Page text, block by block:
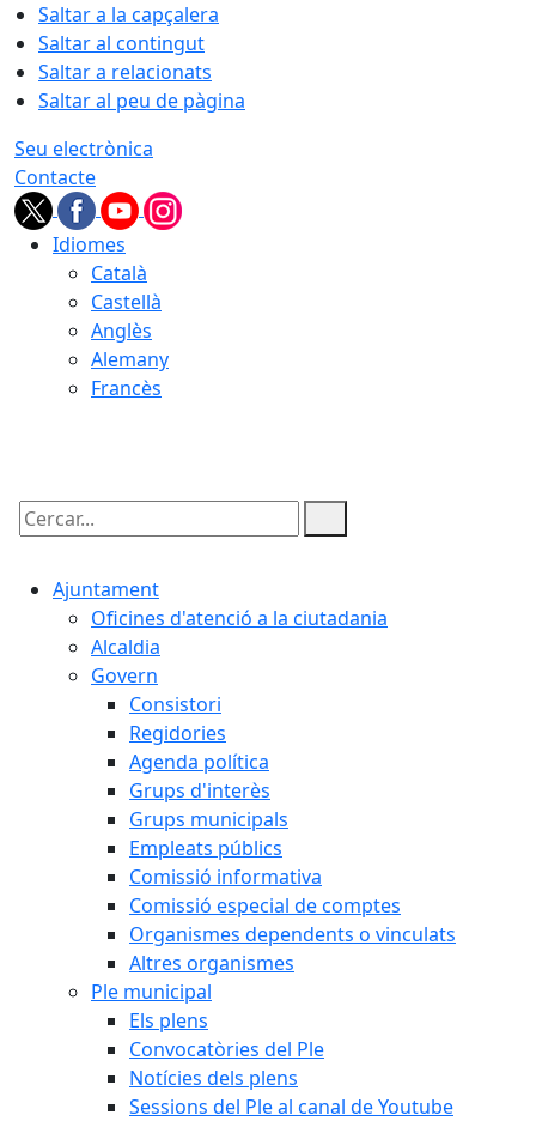
Saltar a la capçalera
Saltar al contingut
Saltar a relacionats
Saltar al peu de pàgina
Seu electrònica
Contacte
Idiomes
Català
Castellà
Anglès
Alemany
Francès
Cercar:
Ajuntament
Oficines d'atenció a la ciutadania
Alcaldia
Govern
Consistori
Regidories
Agenda política
Grups d'interès
Grups municipals
Empleats públics
Comissió informativa
Comissió especial de comptes
Organismes dependents o vinculats
Altres organismes
Ple municipal
Els plens
Convocatòries del Ple
Notícies dels plens
Sessions del Ple al canal de Youtube